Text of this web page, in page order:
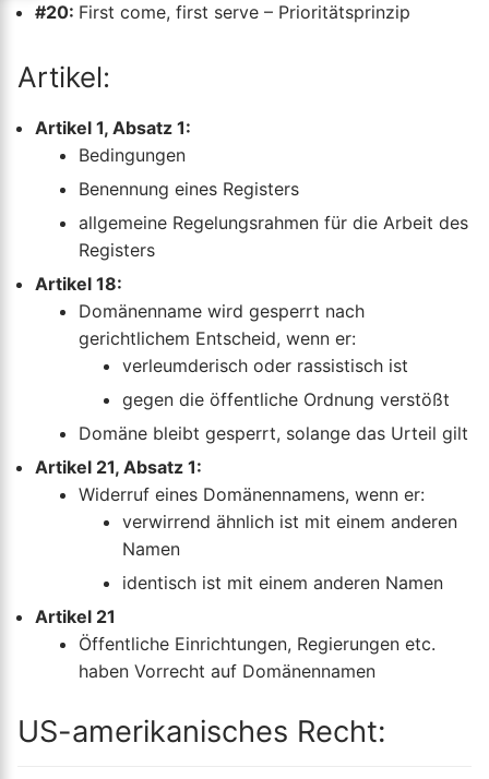
#20: First come, first serve – Prioritätsprinzip
Artikel:
Artikel 1, Absatz 1:
Bedingungen
Benennung eines Registers
allgemeine Regelungsrahmen für die Arbeit des
Registers
Artikel 18:
Domänenname wird gesperrt nach
gerichtlichem Entscheid, wenn er:
verleumderisch oder rassistisch ist
gegen die öffentliche Ordnung verstößt
Domäne bleibt gesperrt, solange das Urteil gilt
Artikel 21, Absatz 1:
Widerruf eines Domänennamens, wenn er:
verwirrend ähnlich ist mit einem anderen
Namen
identisch ist mit einem anderen Namen
Artikel 21
Öffentliche Einrichtungen, Regierungen etc.
haben Vorrecht auf Domänennamen
US-amerikanisches Recht: